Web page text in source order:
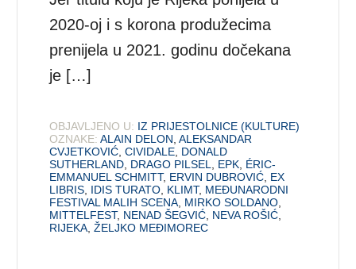
2020-oj i s korona produžecima
prenijela u 2021. godinu dočekana
je […]
OBJAVLJENO U: IZ PRIJESTOLNICE (KULTURE)
OZNAKE: ALAIN DELON ,ALEKSANDAR
CVJETKOVIĆ ,CIVIDALE DONALD
SUTHERLAND DRAGO PILSEL EPK ÉRIC-
EMMANUEL SCHMITT, ERVIN DUBROVIĆ EX
LIBRIS IDIS TURATO KLIMT, MEĐUNARODNI
FESTIVAL MALIH SCENA MIRKO SOLDANO
MITTELFEST, NENAD ŠEGVIĆ NEVA ROŠIĆ
RIJEKA ,ŽELJKO MEĐIMOREC